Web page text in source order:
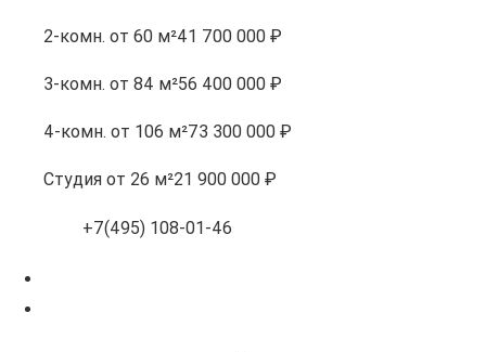
2-комн. от 60 м²41 700 000 ₽
3-комн. от 84 м²56 400 000 ₽
4-комн. от 106 м²73 300 000 ₽
Студия от 26 м²21 900 000 ₽
+7(495) 108-01-46